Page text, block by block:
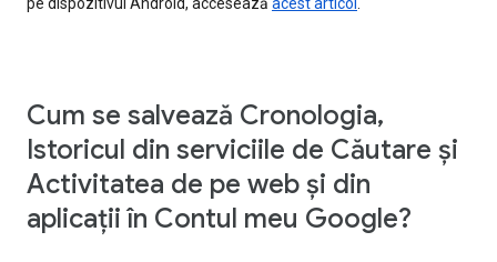
pe dispozitivul Android, accesează acest articol .
Cum se salvează Cronologia,
Istoricul din serviciile de Căutare și
Activitatea de pe web și din
aplicații în Contul meu Google?